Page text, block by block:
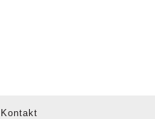
Kontakt